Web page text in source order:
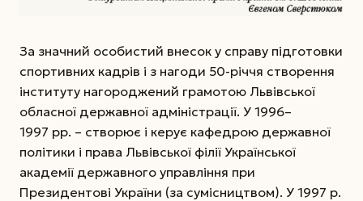
За значний особистий внесок у справу підготовки
спортивних кадрів і з нагоди 50-річчя створення
інституту нагороджений грамотою Львівської
обласної державної адміністрації. У 1996–
1997 рр. – створює і керує кафедрою державної
політики і права Львівської філії Української
академії державного управління при
Президентові України (за сумісництвом). У 1997 р.